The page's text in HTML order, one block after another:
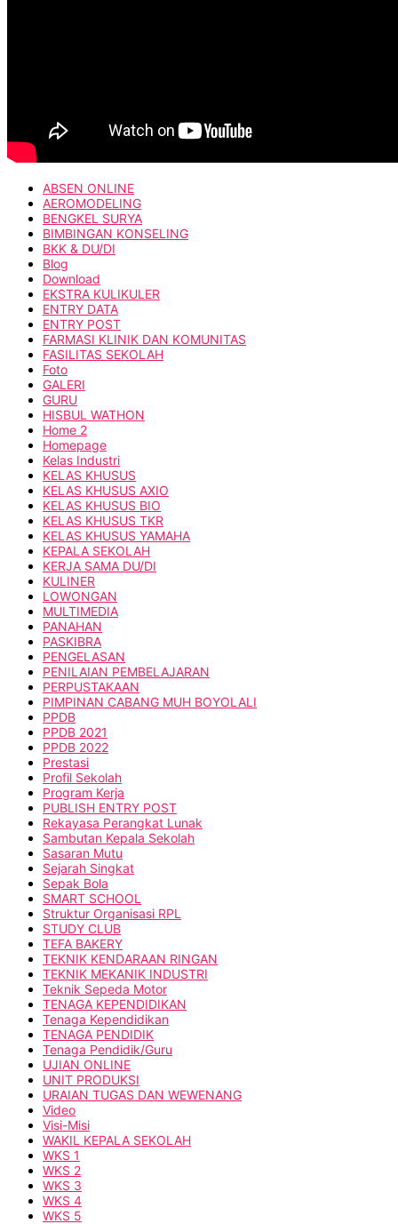
ABSEN ONLINE
AEROMODELING
BENGKEL SURYA
BIMBINGAN KONSELING
BKK & DU/DI
Blog
Download
EKSTRA KULIKULER
ENTRY DATA
ENTRY POST
FARMASI KLINIK DAN KOMUNITAS
FASILITAS SEKOLAH
Foto
GALERI
GURU
HISBUL WATHON
Home 2
Homepage
Kelas Industri
KELAS KHUSUS
KELAS KHUSUS AXIO
KELAS KHUSUS BIO
KELAS KHUSUS TKR
KELAS KHUSUS YAMAHA
KEPALA SEKOLAH
KERJA SAMA DU/DI
KULINER
LOWONGAN
MULTIMEDIA
PANAHAN
PASKIBRA
PENGELASAN
PENILAIAN PEMBELAJARAN
PERPUSTAKAAN
PIMPINAN CABANG MUH BOYOLALI
PPDB
PPDB 2021
PPDB 2022
Prestasi
Profil Sekolah
Program Kerja
PUBLISH ENTRY POST
Rekayasa Perangkat Lunak
Sambutan Kepala Sekolah
Sasaran Mutu
Sejarah Singkat
Sepak Bola
SMART SCHOOL
Struktur Organisasi RPL
STUDY CLUB
TEFA BAKERY
TEKNIK KENDARAAN RINGAN
TEKNIK MEKANIK INDUSTRI
Teknik Sepeda Motor
TENAGA KEPENDIDIKAN
Tenaga Kependidikan
TENAGA PENDIDIK
Tenaga Pendidik/Guru
UJIAN ONLINE
UNIT PRODUKSI
URAIAN TUGAS DAN WEWENANG
Video
Visi-Misi
WAKIL KEPALA SEKOLAH
WKS 1
WKS 2
WKS 3
WKS 4
WKS 5